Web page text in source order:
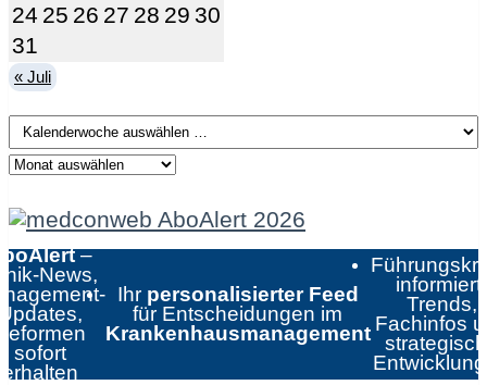
24 25 26 27 28 29 30
31
« Juli
–
News,
sofort
erhalten
Ihr personalisierter Feed
für Entscheidungen im
Krankenhausmanagement
informiert:
Trends,
Fachinfos